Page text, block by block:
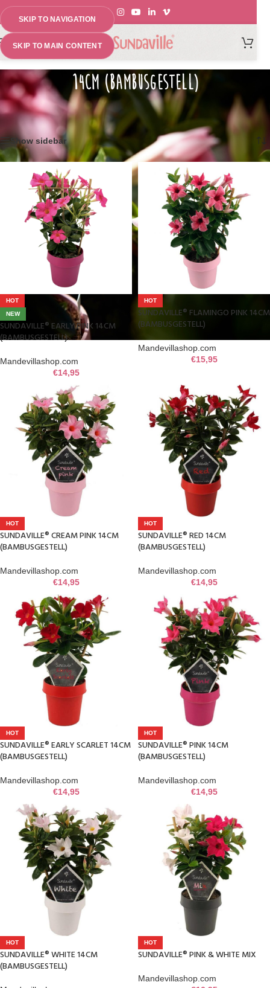
SKIP TO NAVIGATION
SKIP TO MAIN CONTENT
MENU
14CM (BAMBUSGESTELL)
Home»Sundaville® Early Pink 14cm (bambusgestell)
Alle 11 Ergebnisse werden angezeigt
Show sidebar
HOT
NEW
SUNDAVILLE® EARLY PINK 14CM
(BAMBUSGESTELL)
Mandevillashop.com
€14,95
HOT
SUNDAVILLE® FLAMINGO PINK 14CM
(BAMBUSGESTELL)
Mandevillashop.com
€15,95
HOT
SUNDAVILLE® CREAM PINK 14CM
(BAMBUSGESTELL)
Mandevillashop.com
€14,95
HOT
SUNDAVILLE® RED 14CM
(BAMBUSGESTELL)
Mandevillashop.com
€14,95
HOT
SUNDAVILLE® EARLY SCARLET 14CM
(BAMBUSGESTELL)
Mandevillashop.com
€14,95
HOT
SUNDAVILLE® PINK 14CM
(BAMBUSGESTELL)
Mandevillashop.com
€14,95
HOT
SUNDAVILLE® WHITE 14CM
(BAMBUSGESTELL)
HOT
SUNDAVILLE® PINK & WHITE MIX
Mandevillashop.com